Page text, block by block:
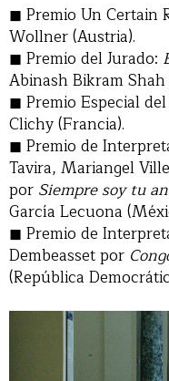
Premio Un Certain
Wollner (Austria).
Premio del Jurado:
Abinash Bikram Shah
Premio Especial
Clichy (Francia).
Premio de
Tavira, Mariangel
por Siempre soy tu
García Lecuona
Premio de
Dembeasset por
(República